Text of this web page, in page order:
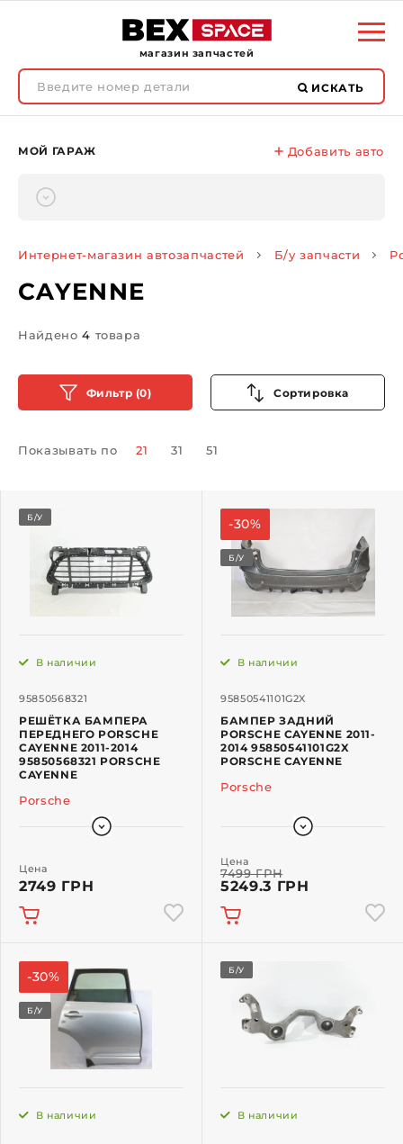
магазин запчастей
ИСКАТЬ
МОЙ ГАРАЖ Добавить авто
Интернет-магазин автозапчастей Б/у запчасти
CAYENNE
Найдено4 товара
Фильтр (0) Сортировка
Показывать по 21 31 51
Б/У
95850568321
В наличии
РЕШЁТКА БАМПЕРА
ПЕРЕДНЕГО PORSCHE
CAYENNE 2011-2014
95850568321 PORSCHE
CAYENNE
Porsche
Цена
2749 ГРН
-30%
Б/У
95850541101G2X
В наличии
БАМПЕР ЗАДНИЙ
PORSCHE CAYENNE 2011-
2014 95850541101G2X
PORSCHE CAYENNE
Porsche
Цена
7499 ГРН
5249.3 ГРН
-30%
Б/У
В наличии
Б/У
В наличии